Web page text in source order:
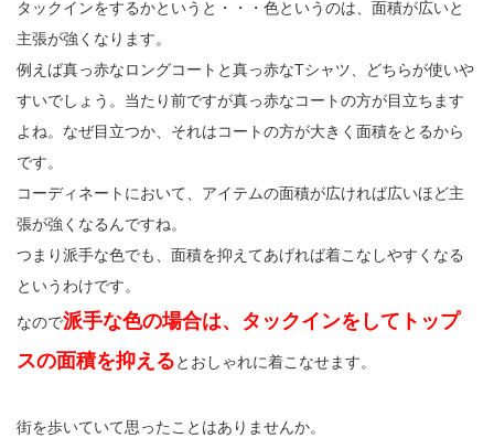
タックインをするかというと・・・色というのは、面積が広いと
主張が強くなります。
例えば真っ赤なロングコートと真っ赤なTシャツ、どちらが使いや
すいでしょう。当たり前ですが真っ赤なコートの方が目立ちます
よね。なぜ目立つか、それはコートの方が大きく面積をとるから
です。
コーディネートにおいて、アイテムの面積が広ければ広いほど主
張が強くなるんですね。
つまり派手な色でも、面積を抑えてあげれば着こなしやすくなる
というわけです。
なので派手な色の場合は、タックインをしてトップ
スの面積を抑えるとおしゃれに着こなせます。
街を歩いていて思ったことはありませんか。